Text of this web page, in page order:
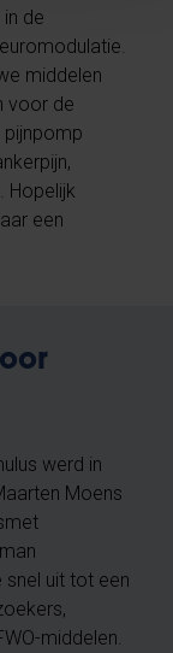
de
middelen
voor de
pijnpomp
Hopelijk
een
werd in
Moens
uit tot een
middelen.